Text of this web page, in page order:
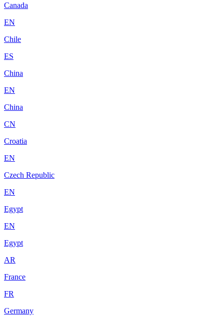
Canada
EN
Chile
ES
China
EN
China
CN
Croatia
EN
Czech Republic
EN
Egypt
EN
Egypt
AR
France
FR
Germany